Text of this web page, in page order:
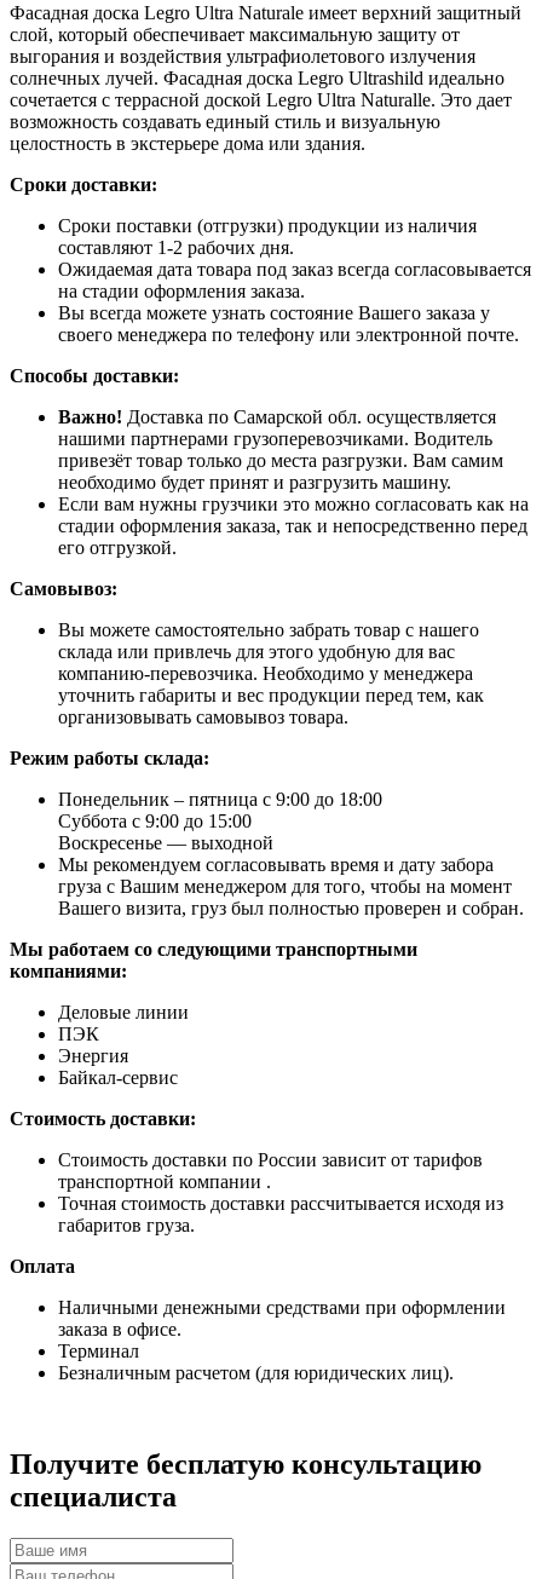
Фасадная доска Legro Ultra Naturale имеет верхний защитный
слой, который обеспечивает максимальную защиту от
выгорания и воздействия ультрафиолетового излучения
солнечных лучей. Фасадная доска Legro Ultrashild идеально
сочетается с террасной доской Legro Ultra Naturalle. Это дает
возможность создавать единый стиль и визуальную
целостность в экстерьере дома или здания.
Сроки доставки:
Сроки поставки (отгрузки) продукции из наличия
составляют 1-2 рабочих дня.
Ожидаемая дата товара под заказ всегда согласовывается
на стадии оформления заказа.
Вы всегда можете узнать состояние Вашего заказа у
своего менеджера по телефону или электронной почте.
Способы доставки:
Важно! Доставка по Самарской обл. осуществляется
нашими партнерами грузоперевозчиками. Водитель
привезёт товар только до места разгрузки. Вам самим
необходимо будет принят и разгрузить машину.
Если вам нужны грузчики это можно согласовать как на
стадии оформления заказа, так и непосредственно перед
его отгрузкой.
Самовывоз:
Вы можете самостоятельно забрать товар с нашего
склада или привлечь для этого удобную для вас
компанию-перевозчика. Необходимо у менеджера
уточнить габариты и вес продукции перед тем, как
организовывать самовывоз товара.
Режим работы склада:
Понедельник – пятница с 9:00 до 18:00
Суббота с 9:00 до 15:00
Воскресенье — выходной
Мы рекомендуем согласовывать время и дату забора
груза с Вашим менеджером для того, чтобы на момент
Вашего визита, груз был полностью проверен и собран.
Мы работаем со следующими транспортными
компаниями:
Деловые линии
ПЭК
Энергия
Байкал-сервис
Стоимость доставки:
Стоимость доставки по России зависит от тарифов
транспортной компании .
Точная стоимость доставки рассчитывается исходя из
габаритов груза.
Оплата
Наличными денежными средствами при оформлении
заказа в офисе.
Терминал
Безналичным расчетом (для юридических лиц).
Получите бесплатую консультацию
специалиста